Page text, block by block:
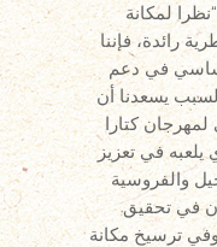
لمكانة
رائدة، فإننا
أساسي في دعم
2030. ولهذا السبب يسعدنا أن
لمهرجان كتارا
يلعبه في تعزيز
والفروسية
في تحقيق
وفي ترسيخ مكانة